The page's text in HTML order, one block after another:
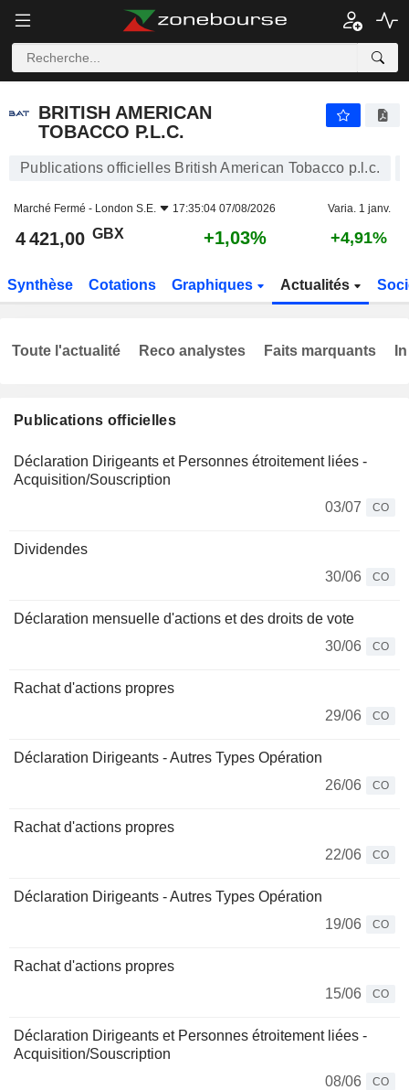
BRITISH AMERICAN
TOBACCO P.L.C.
Publications officielles British American Tobacco p.l.c.
Marché Fermé - London S.E. 17:35:04 07/08/2026 Varia. 1 janv.
4 421,00 GBX +1,03% +4,91%
Synthèse Cotations Graphiques Actualités
Publications officielles
Déclaration Dirigeants et Personnes étroitement liées -
Acquisition/Souscription
03/07
CO
Dividendes
30/06
CO
Déclaration mensuelle d'actions et des droits de vote
30/06
CO
Rachat d'actions propres
29/06
CO
Déclaration Dirigeants - Autres Types Opération
26/06
CO
Rachat d'actions propres
22/06
CO
Déclaration Dirigeants - Autres Types Opération
19/06
CO
Rachat d'actions propres
15/06
CO
Déclaration Dirigeants et Personnes étroitement liées -
Acquisition/Souscription
08/06
CO
Toute l'actualité Reco analystes Faits marquants